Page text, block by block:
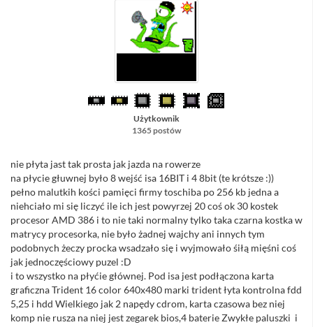
Użytkownik
1365 postów
nie płyta jast tak prosta jak jazda na rowerze
na płycie głuwnej było 8 wejść isa 16BIT i 4 8bit (te krótsze :))
pełno malutkih kości pamięci firmy toschiba po 256 kb jedna a
niehciało mi się liczyć ile ich jest powyrzej 20 coś ok 30 kostek
procesor AMD 386 i to nie taki normalny tylko taka czarna kostka w
matrycy procesorka, nie było żadnej wajchy ani innych tym
podobnych żeczy procka wsadzało się i wyjmowało śiłą mięśni coś
jak jednoczęściowy puzel :D
i to wszystko na płyćie głównej. Pod isa jest podłączona karta
graficzna Trident 16 color 640x480 marki trident łyta kontrolna fdd
5,25 i hdd Wielkiego jak 2 napędy cdrom, karta czasowa bez niej
komp nie rusza na niej jest zegarek bios,4 baterie Zwykłe paluszki i